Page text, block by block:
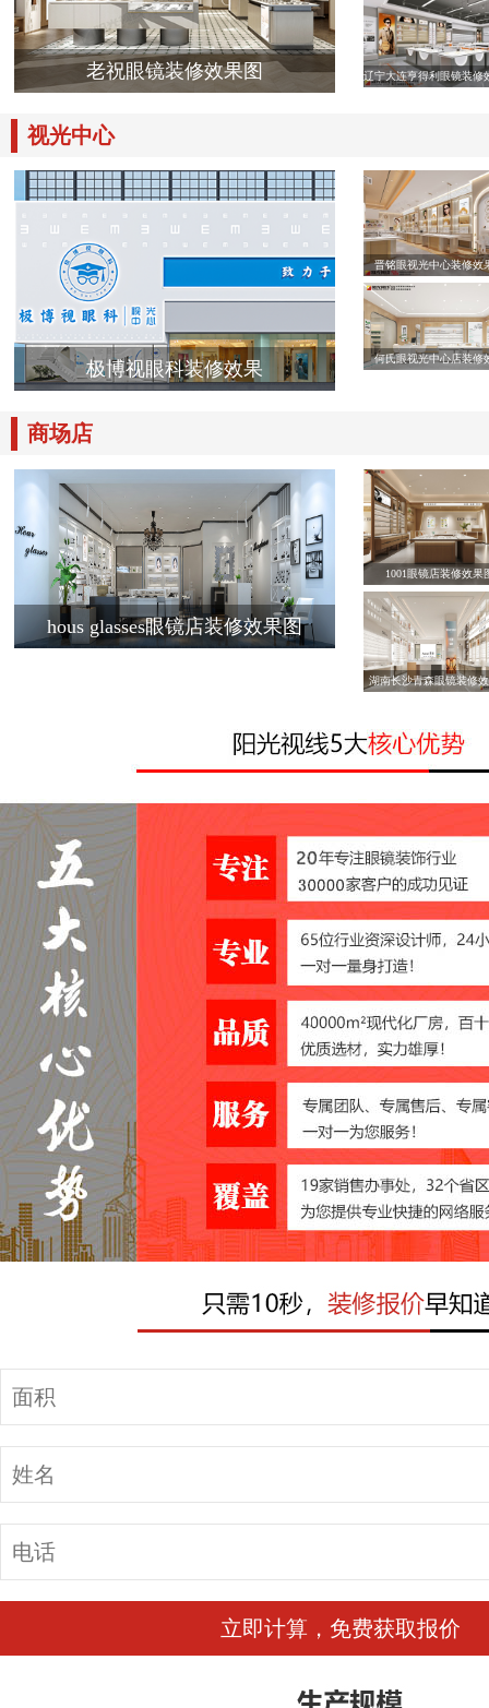
老祝眼镜装修效果图 辽宁大连亨得利眼镜装修
视光中心
极博视眼科装修效果
晋铭眼视光中心装修效
何氏眼视光中心店装修
商场店
hous glasses眼镜店装修效果图
1001眼镜店装修效果
湖南长沙青森眼镜装修